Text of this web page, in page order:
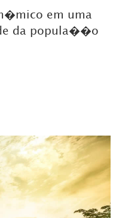
em uma
da popula��o